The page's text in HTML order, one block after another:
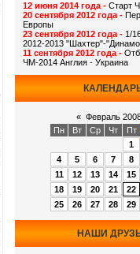
12 июня 2014 года - Старт
20 сентября 2012 года -
Европы
23 сентября 2012 года - 1/
2012-2013 "Шахтер"-
11 сентября 2012 года -
ЧМ-2014 Англия - Украина
« Февраль
Пн
Вт Ср Чт Пт
1
4
5 6 7 8
11
12 13 14 15
18
19 20 21 22
25
26 27 28 29
НАШИ